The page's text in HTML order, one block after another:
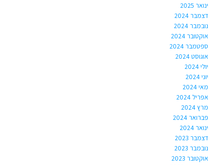
ינואר 2025
דצמבר 2024
נובמבר 2024
אוקטובר 2024
ספטמבר 2024
אוגוסט 2024
יולי 2024
יוני 2024
מאי 2024
אפריל 2024
מרץ 2024
פברואר 2024
ינואר 2024
דצמבר 2023
נובמבר 2023
אוקטובר 2023